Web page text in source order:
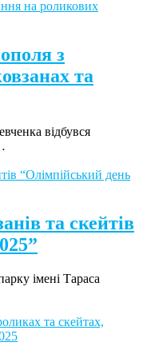
з
та
відбувся
та скейтів
імені Тараса